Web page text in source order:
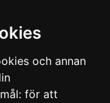
och annan
för att